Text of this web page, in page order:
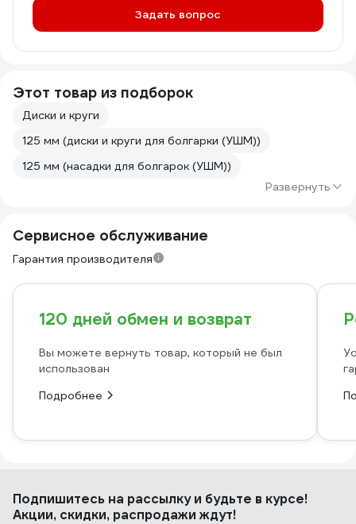
Задать вопрос
Этот товар из подборок
Диски и круги
125 мм (диски и круги для болгарки (УШМ))
125 мм (насадки для болгарок (УШМ))
Развернуть
Сервисное обслуживание
Гарантия производителя
120 дней обмен и возврат
Вы можете вернуть товар, который не был
использован
Подробнее
Подпишитесь на рассылкуи будьте в курсе!
Акции, скидки, распродажи ждут!